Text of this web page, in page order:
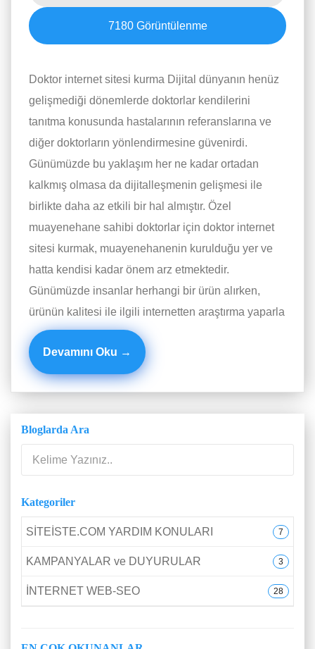
7180Görüntülenme
Doktor internet sitesi kurma Dijital dünyanın henüz
gelişmediği dönemlerde doktorlar kendilerini
tanıtma konusunda hastalarının referanslarına ve
diğer doktorların yönlendirmesine güvenirdi.
Günümüzde bu yaklaşım her ne kadar ortadan
kalkmış olmasa da dijitalleşmenin gelişmesi ile
birlikte daha az etkili bir hal almıştır. Özel
muayenehane sahibi doktorlar için doktor internet
sitesi kurmak, muayenehanenin kurulduğu yer ve
hatta kendisi kadar önem arz etmektedir.
Günümüzde insanlar herhangi bir ürün alırken,
ürünün kalitesi ile ilgili internetten araştırma yaparla
Devamını Oku →
Bloglarda Ara
Kategoriler
SİTEİSTE.COM YARDIM KONULARI 7
KAMPANYALAR ve DUYURULAR 3
İNTERNET WEB-SEO 28